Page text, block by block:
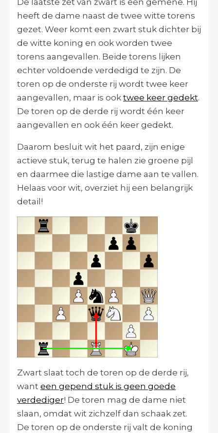
De laatste zet van zwart is een gemene. Hij
heeft de dame naast de twee witte torens
gezet. Weer komt een zwart stuk dichter bij
de witte koning en ook worden twee
torens aangevallen. Beide torens lijken
echter voldoende verdedigd te zijn. De
toren op de onderste rij wordt twee keer
aangevallen, maar is ook twee keer gedekt.
De toren op de derde rij wordt één keer
aangevallen en ook één keer gedekt.
Daarom besluit wit het paard, zijn enige
actieve stuk, terug te halen zie groene pijl
en daarmee die lastige dame aan te vallen.
Helaas voor wit, overziet hij een belangrijk
detail!
Zwart slaat toch de toren op de derde rij,
want een gepend stuk is geen goede
verdediger! De toren mag de dame niet
slaan, omdat wit zichzelf dan schaak zet.
De toren op de onderste rij valt de koning